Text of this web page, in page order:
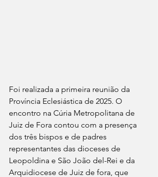
Foi realizada a primeira reunião da
Província Eclesiástica de 2025. O
encontro na Cúria Metropolitana de
Juiz de Fora contou com a presença
dos três bispos e de padres
representantes das dioceses de
Leopoldina e São João del-Rei e da
Arquidiocese de Juiz de fora, que